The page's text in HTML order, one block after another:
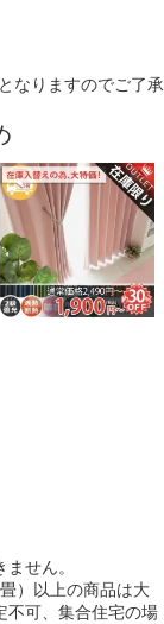
なりますのでご了承
せん。
）以上の商品は大
不可、集合住宅の場